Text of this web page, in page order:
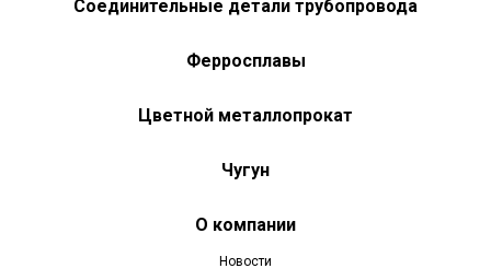
Соединительные детали трубопровода
Ферросплавы
Цветной металлопрокат
Чугун
О компании
Новости